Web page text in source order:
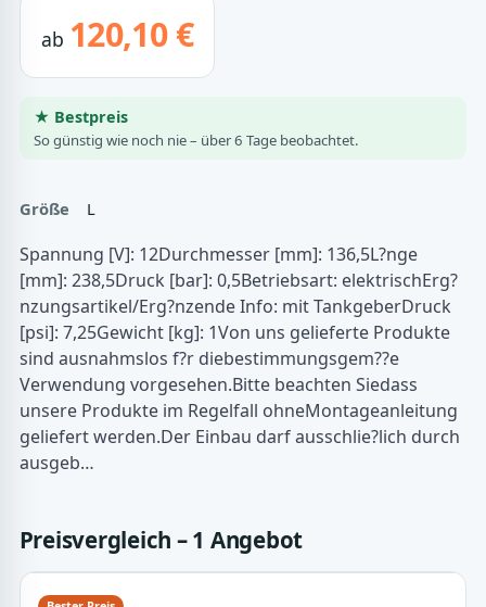
ab 120,10 €
★ Bestpreis
So günstig wie noch nie – über 6 Tage beobachtet.
Größe L
Spannung [V]: 12Durchmesser [mm]: 136,5L?nge
[mm]: 238,5Druck [bar]: 0,5Betriebsart: elektrischErg?
nzungsartikel/Erg?nzende Info: mit TankgeberDruck
[psi]: 7,25Gewicht [kg]: 1Von uns gelieferte Produkte
sind ausnahmslos f?r diebestimmungsgem??e
Verwendung vorgesehen.Bitte beachten Siedass
unsere Produkte im Regelfall ohneMontageanleitung
geliefert werden.Der Einbau darf ausschlie?lich durch
ausgeb…
Preisvergleich – 1 Angebot